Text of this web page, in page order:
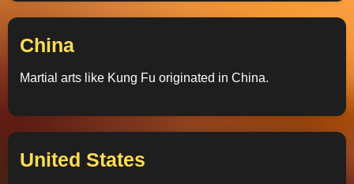
China
Martial arts like Kung Fu originated in China.
United States
Us